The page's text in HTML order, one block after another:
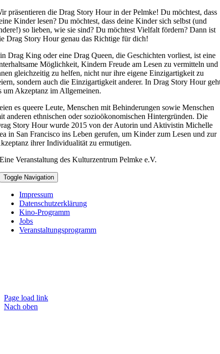
präsentieren die Drag Story Hour in der Pelmke! Du möchtest, dass
Kinder lesen? Du möchtest, dass deine Kinder sich selbst (und
so lieben, wie sie sind? Du möchtest Vielfalt fördern? Dann ist
Drag Story Hour genau das Richtige für dich!
Drag King oder eine Drag Queen, die Geschichten vorliest, ist eine
Möglichkeit, Kindern Freude am Lesen zu vermitteln und
gleichzeitig zu helfen, nicht nur ihre eigene Einzigartigkeit zu
sondern auch die Einzigartigkeit anderer. In Drag Story Hour
um Akzeptanz im Allgemeinen.
es queere Leute, Menschen mit Behinderungen sowie Menschen
anderen ethnischen oder sozioökonomischen Hintergründen. Die
Story Hour wurde 2015 von der Autorin und Aktivistin Michelle
in San Francisco ins Leben gerufen, um Kinder zum Lesen und zur
ihrer Individualität zu ermutigen.
Eine Veranstaltung des Kulturzentrum Pelmke e.V.
Toggle Navigation
Impressum
Datenschutzerklärung
Kino-Programm
Jobs
Veranstaltungsprogramm
Page load link
Nach oben